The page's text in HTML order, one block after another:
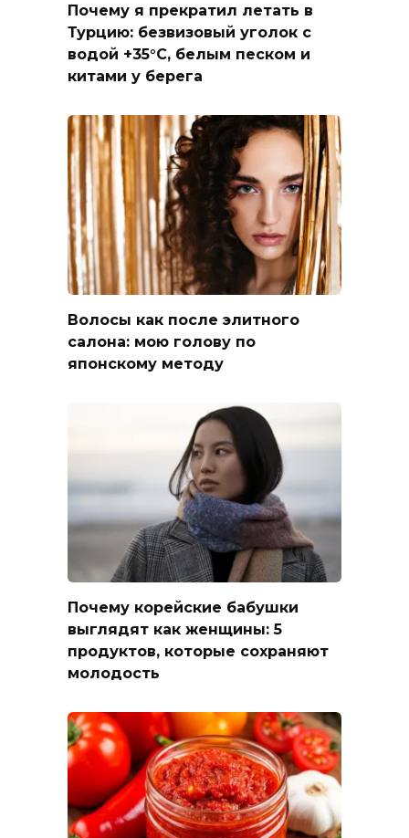
Почему я прекратил летать в
Турцию: безвизовый уголок с
водой +35°C, белым песком и
китами у берега
Волосы как после элитного
салона: мою голову по
японскому методу
Почему корейские бабушки
выглядят как женщины: 5
продуктов, которые сохраняют
молодость